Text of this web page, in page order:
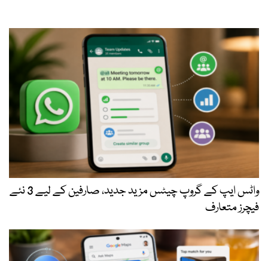
واٹس ایپ کے گروپ چیٹس مزید جدید، صارفین کے لیے 3 نئے
فیچرز متعارف